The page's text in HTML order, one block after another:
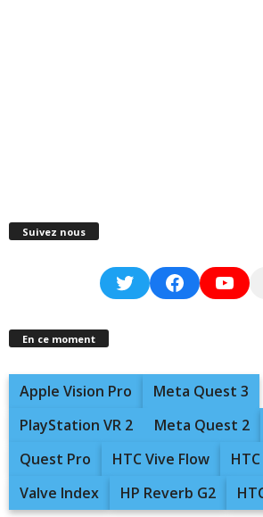
Suivez nous
TwitterFacebook
En ce moment
Apple Vision Pro
Meta Quest 3
PlayStation VR 2
Meta Quest 2
Quest Pro
HTC Vive Flow
Valve Index
HP Reverb G2